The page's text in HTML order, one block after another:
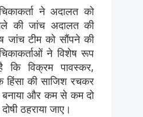
ने अदालत को
की जांच अदालत की
जांच टीम को सौंपने की
ने विशेष रूप
कि विक्रम पावस्कर,
हिंसा की साजिश रचकर
बनाया और कम से कम दो
ठहराया जाए।